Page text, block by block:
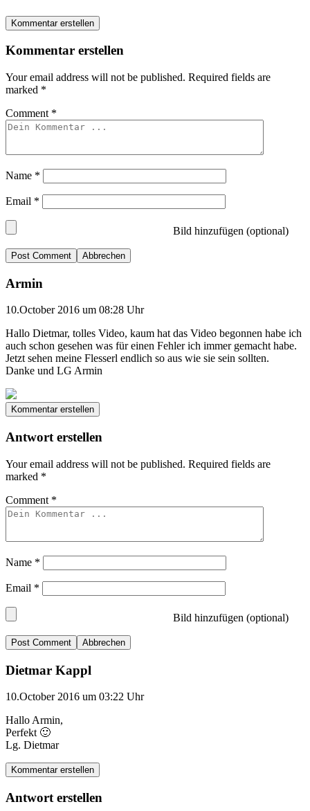
Kommentar erstellen
Kommentar erstellen
Your email address will not be published. Required fields are
marked *
Comment *
Name *
Email *
Bild hinzufügen (optional)
Abbrechen
Armin
10.October 2016 um 08:28 Uhr
Hallo Dietmar, tolles Video, kaum hat das Video begonnen habe ich
auch schon gesehen was für einen Fehler ich immer gemacht habe.
Jetzt sehen meine Flesserl endlich so aus wie sie sein sollten.
Danke und LG Armin
Kommentar erstellen
Antwort erstellen
Your email address will not be published. Required fields are
marked *
Comment *
Name *
Email *
Bild hinzufügen (optional)
Abbrechen
Dietmar Kappl
10.October 2016 um 03:22 Uhr
Hallo Armin,
Perfekt 🙂
Lg. Dietmar
Kommentar erstellen
Antwort erstellen